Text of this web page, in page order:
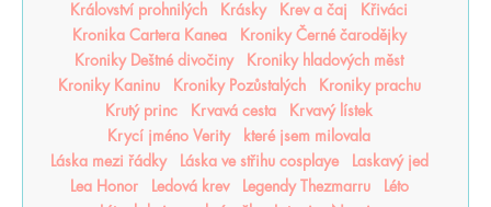
Království prohnilých
Krásky Krev a čaj
Křiváci
Kronika Cartera Kanea
Kroniky Černé čarodějky
Kroniky Deštné divočiny
Kroniky hladových měst
Kroniky Kaninu
Kroniky Pozůstalých
Kroniky prachu
Krutý princ
Krvavá cesta
Krvavý lístek
Krycí jméno Verity
které jsem milovala
Láska mezi řádky
Láska ve střihu cosplaye
Laskavý jed
Lea Honor
Ledová krev Legendy Thezmarru
Léto